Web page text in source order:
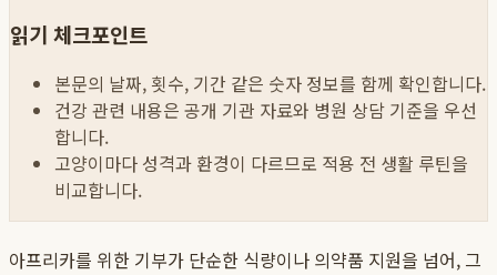
읽기 체크포인트
본문의 날짜, 횟수, 기간 같은 숫자 정보를 함께 확인합니다.
건강 관련 내용은 공개 기관 자료와 병원 상담 기준을 우선
합니다.
고양이마다 성격과 환경이 다르므로 적용 전 생활 루틴을
비교합니다.
아프리카를 위한 기부가 단순한 식량이나 의약품 지원을 넘어, 그